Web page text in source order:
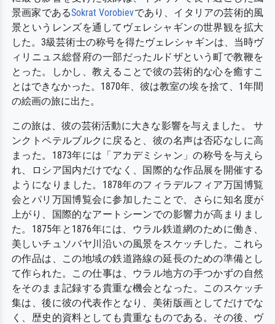
景画家であるSokrat Vorobievであり、イタリアの芸術的風
景というレンズを通してヴェレシャギンの世界観を拡大
した。3級芸術士の称号を得たヴェレシャギンは、当時ヴ
ィリニュス総督府の一部だったルドザという町で教鞭を
とった。しかし、教えることで彼の芸術的な心を癒すこ
とはできなかった。1870年、彼は教室の埃を捨て、1年間
の絵画の旅に出た。
この旅は、彼の芸術活動に大きな影響を与えました。 サ
ンクトペテルブルクに戻ると、彼の名声は否応なしに高
まった。1873年には「アカデミシャン」の称号を与えら
れ、ロシア国内だけでなく、国際的な作品展を開催する
ようになりました。1878年のフィラデルフィア万国博覧
会とパリ万国博覧会に参加したことで、さらに知名度が
上がり、国際的なアートシーンでの影響力が高まりまし
た。1875年と1876年には、ウラル鉄道網のために働き、
美しいチュソバヤ川沿いの風景をスケッチした。これら
の作品は、この地域の鉄道路線の延長のための準備とし
て作られた。この仕事は、ウラル地方の手つかずの自然
をそのまま記録する貴重な機会となった。このスケッチ
集は、後に彼の代表作となり、美術版画としてだけでな
く、歴史的資料としても貴重なものである。その後、ヴ